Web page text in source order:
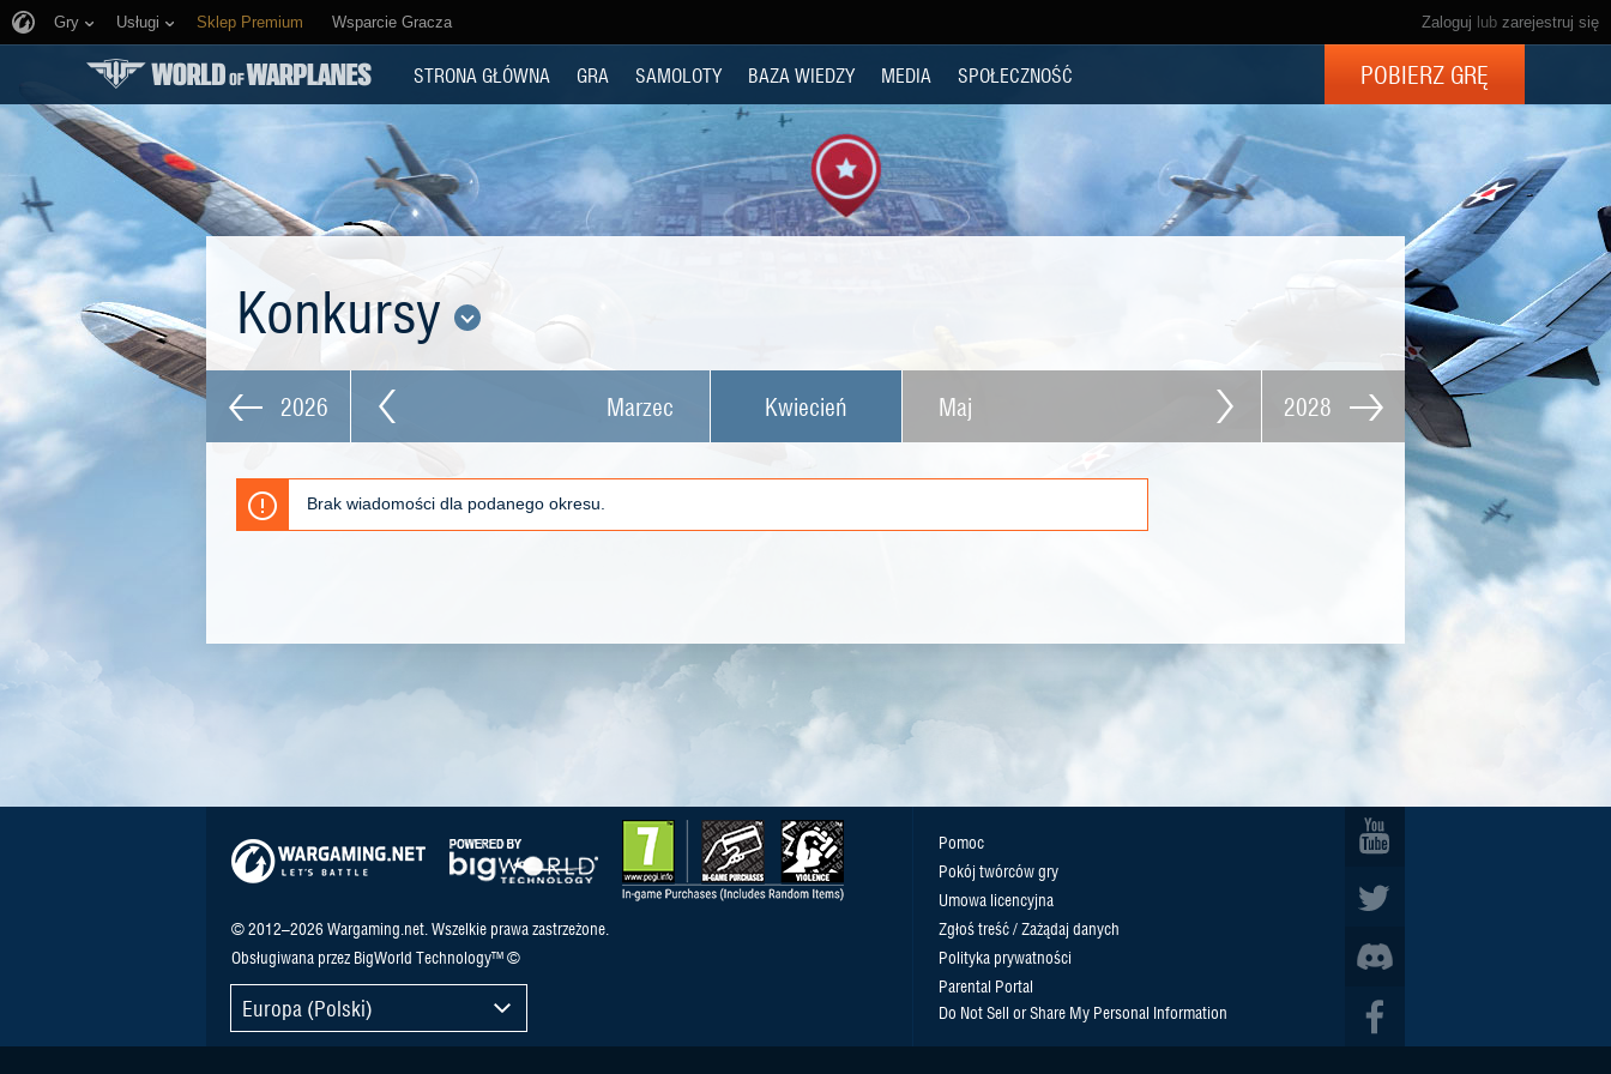
Zaloguj lub zarejestruj się
Gry Usługi Sklep Premium Wsparcie Gracza
STRONA GŁÓWNA GRA SAMOLOTY BAZA WIEDZY MEDIA SPOŁECZNOŚĆ POBIERZ GRĘ
Konkursy
2026 Marzec Kwiecień Maj 2028
Brak wiadomości dla podanego okresu.
© 2012–2026 Wargaming.net. Wszelkie prawa zastrzeżone.
Obsługiwana przez BigWorld Technology™ ©
Europa (Polski)
Pomoc
Pokój twórców gry
Umowa licencyjna
Zgłoś treść / Zażądaj danych
Polityka prywatności
Parental Portal
Do Not Sell or Share My Personal Information